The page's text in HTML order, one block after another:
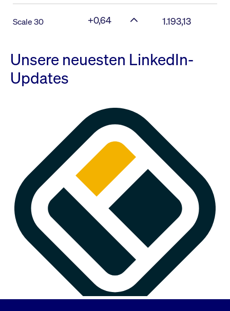
Scale 30 +0,64 1.193,13
Unsere neuesten LinkedIn-
Updates